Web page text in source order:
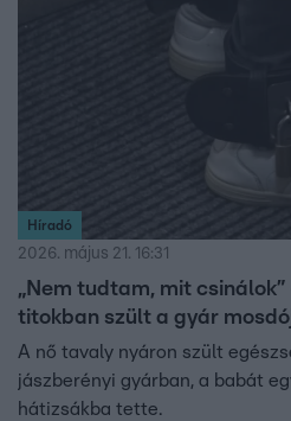
Híradó
2026. május 21. 16:31
„Nem tudtam, mit
titokban szült a gyár
A nő tavaly nyáron szült
jászberényi gyárban, a babát
hátizsákba tette.